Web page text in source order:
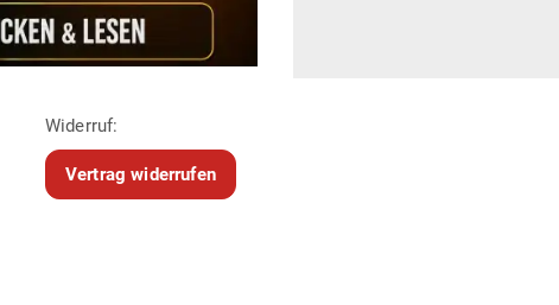
Widerruf:
Vertrag widerrufen